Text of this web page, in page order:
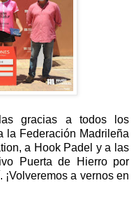
gracias a todos los
la Federación Madrileña
a Hook Padel y a las
Puerta de Hierro por
a vernos en